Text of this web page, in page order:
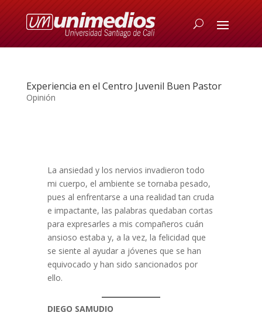
Experiencia en el Centro Juvenil Buen Pastor
Opinión
La ansiedad y los nervios invadieron todo
mi cuerpo, el ambiente se tornaba pesado,
pues al enfrentarse a una realidad tan cruda
e impactante, las palabras quedaban cortas
para expresarles a mis compañeros cuán
ansioso estaba y, a la vez, la felicidad que
se siente al ayudar a jóvenes que se han
equivocado y han sido sancionados por
ello.
DIEGO SAMUDIO